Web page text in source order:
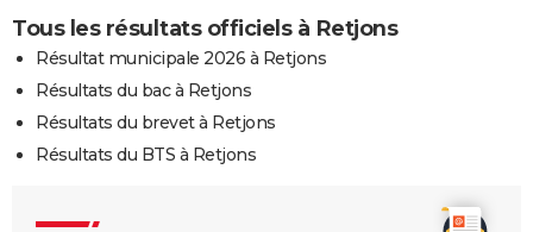
Tous les résultats officiels à Retjons
Résultat municipale 2026 à Retjons
Résultats du bac à Retjons
Résultats du brevet à Retjons
Résultats du BTS à Retjons